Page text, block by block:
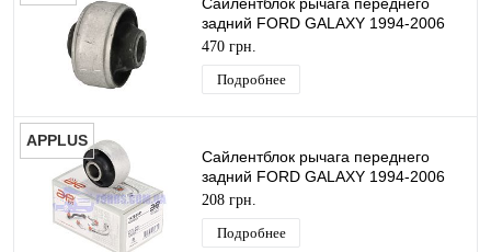
задний FORD GALAXY 1994-2006
ORIGINAL
470 грн.
Подробнее
APPLUS
Сайлентблок рычага переднего
задний FORD GALAXY 1994-2006
APPLUS
208 грн.
Подробнее